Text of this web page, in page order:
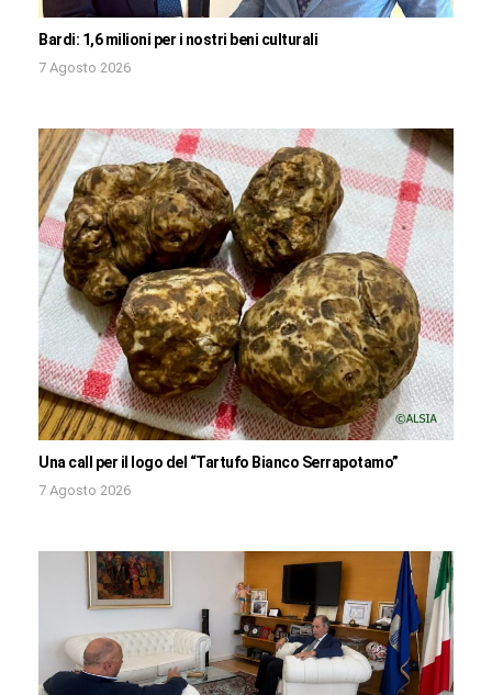
Bardi: 1,6 milioni per i nostri beni culturali
7 Agosto 2026
Una call per il logo del “Tartufo Bianco Serrapotamo”
7 Agosto 2026